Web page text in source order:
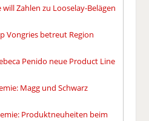
Zahlen zu Looselay-Belägen
Vongries betreut Region
Penido neue Product Line
Magg und Schwarz
Produktneuheiten beim